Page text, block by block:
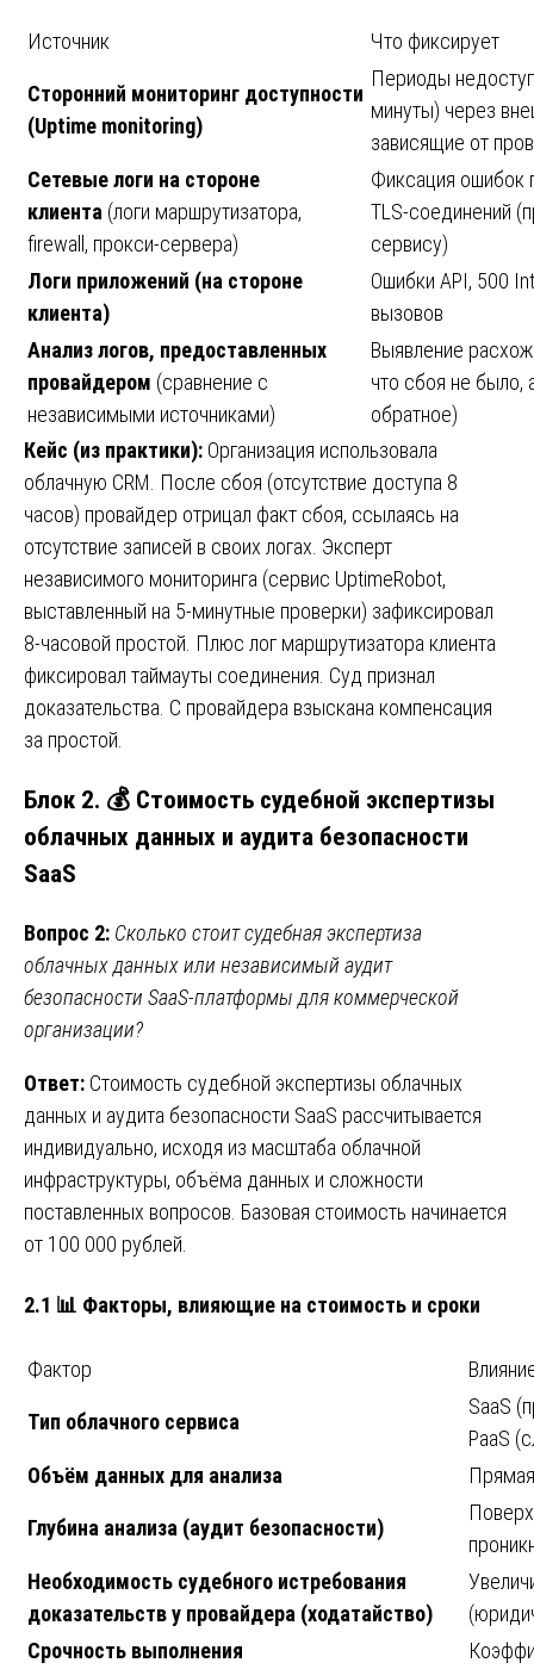
Источник Что фиксирует
Сторонний мониторинг доступности
(Uptime monitoring)
Периоды
минуты) через
зависящие от
Сетевые логи на стороне
клиента (логи маршрутизатора,
firewall, прокси-сервера)
Фиксация ошибок
TLS-соединений
сервису)
Логи приложений (на стороне
клиента)
Ошибки API, 500
вызовов
Анализ логов, предоставленных
провайдером (сравнение с
независимыми источниками)
Выявление
что сбоя не было,
обратное)
Кейс (из практики): Организация использовала
облачную CRM. После сбоя (отсутствие доступа 8
часов) провайдер отрицал факт сбоя, ссылаясь на
отсутствие записей в своих логах. Эксперт
независимого мониторинга (сервис UptimeRobot,
выставленный на 5-минутные проверки) зафиксировал
8-часовой простой. Плюс лог маршрутизатора клиента
фиксировал таймауты соединения. Суд признал
доказательства. С провайдера взыскана компенсация
за простой.
Блок 2. 💰 Стоимость судебной экспертизы
облачных данных и аудита безопасности
SaaS
Вопрос 2: Сколько стоит судебная экспертиза
облачных данных или независимый аудит
безопасности SaaS-платформы для коммерческой
организации?
Ответ: Стоимость судебной экспертизы облачных
данных и аудита безопасности SaaS рассчитывается
индивидуально, исходя из масштаба облачной
инфраструктуры, объёма данных и сложности
поставленных вопросов. Базовая стоимость начинается
от 100 000 рублей.
2.1 📊 Факторы, влияющие на стоимость и сроки
Фактор
Тип облачного сервиса
SaaS
PaaS
Объём данных для анализа
Глубина анализа (аудит безопасности)
Необходимость судебного истребования
доказательств у провайдера (ходатайство)
Срочность выполнения